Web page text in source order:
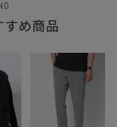
め商品